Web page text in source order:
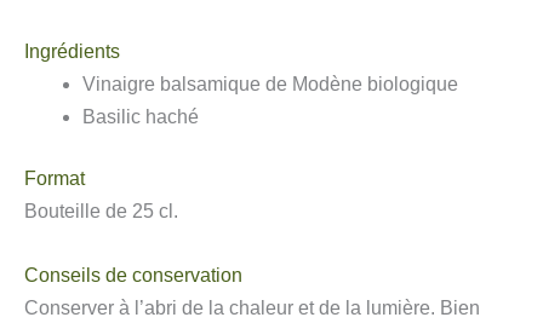
Ingrédients
Vinaigre balsamique de Modène biologique
Basilic haché
Format
Bouteille de 25 cl.
Conseils de conservation
Conserver à l’abri de la chaleur et de la lumière. Bien